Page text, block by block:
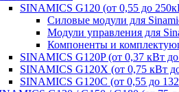
SINAMICS G120 (от 0,55 до
Силовые модули для
Модули управления для
Компоненты и
SINAMICS G120P (от 0,37 кВт
SINAMICS G120X (от 0,75 кВт
SINAMICS G120C (от 0,55 до